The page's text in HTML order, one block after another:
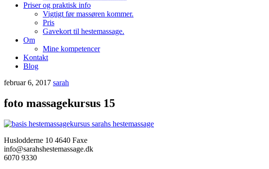
Priser og praktisk info
Vigtigt før massøren kommer.
Pris
Gavekort til hestemassage.
Om
Mine kompetencer
Kontakt
Blog
februar 6, 2017 sarah
foto massagekursus 15
Huslodderne 10 4640 Faxe
info@sarahshestemassage.dk
6070 9330